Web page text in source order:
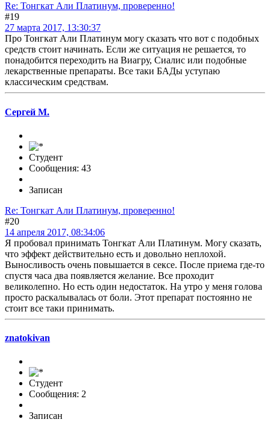
Re: Тонгкат Али Платинум, проверенно!
#19
27 марта 2017, 13:30:37
Про Тонгкат Али Платинум могу сказать что вот с подобных
средств стоит начинать. Если же ситуация не решается, то
понадобится переходить на Виагру, Сиалис или подобные
лекарственные препараты. Все таки БАДы уступаю
классическим средствам.
Сергей М.
Студент
Сообщения: 43
Записан
Re: Тонгкат Али Платинум, проверенно!
#20
14 апреля 2017, 08:34:06
Я пробовал принимать Тонгкат Али Платинум. Могу сказать,
что эффект действительно есть и довольно неплохой.
Выносливость очень повышается в сексе. После приема где-то
спустя часа два появляется желание. Все проходит
великолепно. Но есть один недостаток. На утро у меня голова
просто раскалывалась от боли. Этот препарат постоянно не
стоит все таки принимать.
znatokivan
Студент
Сообщения: 2
Записан